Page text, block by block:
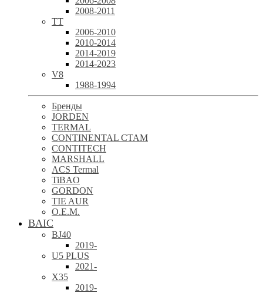
2008-2011
TT
2006-2010
2010-2014
2014-2019
2014-2023
V8
1988-1994
Бренды
JORDEN
TERMAL
CONTINENTAL CTAM
CONTITECH
MARSHALL
ACS Termal
TiBAO
GORDON
TIE AUR
O.E.M.
BAIC
BJ40
2019-
U5 PLUS
2021-
X35
2019-